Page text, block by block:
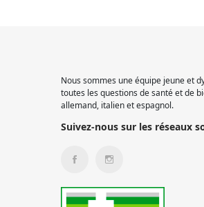
Nous sommes une équipe jeune et
toutes les questions de santé et de
allemand, italien et espagnol.
Suivez-nous sur les réseaux